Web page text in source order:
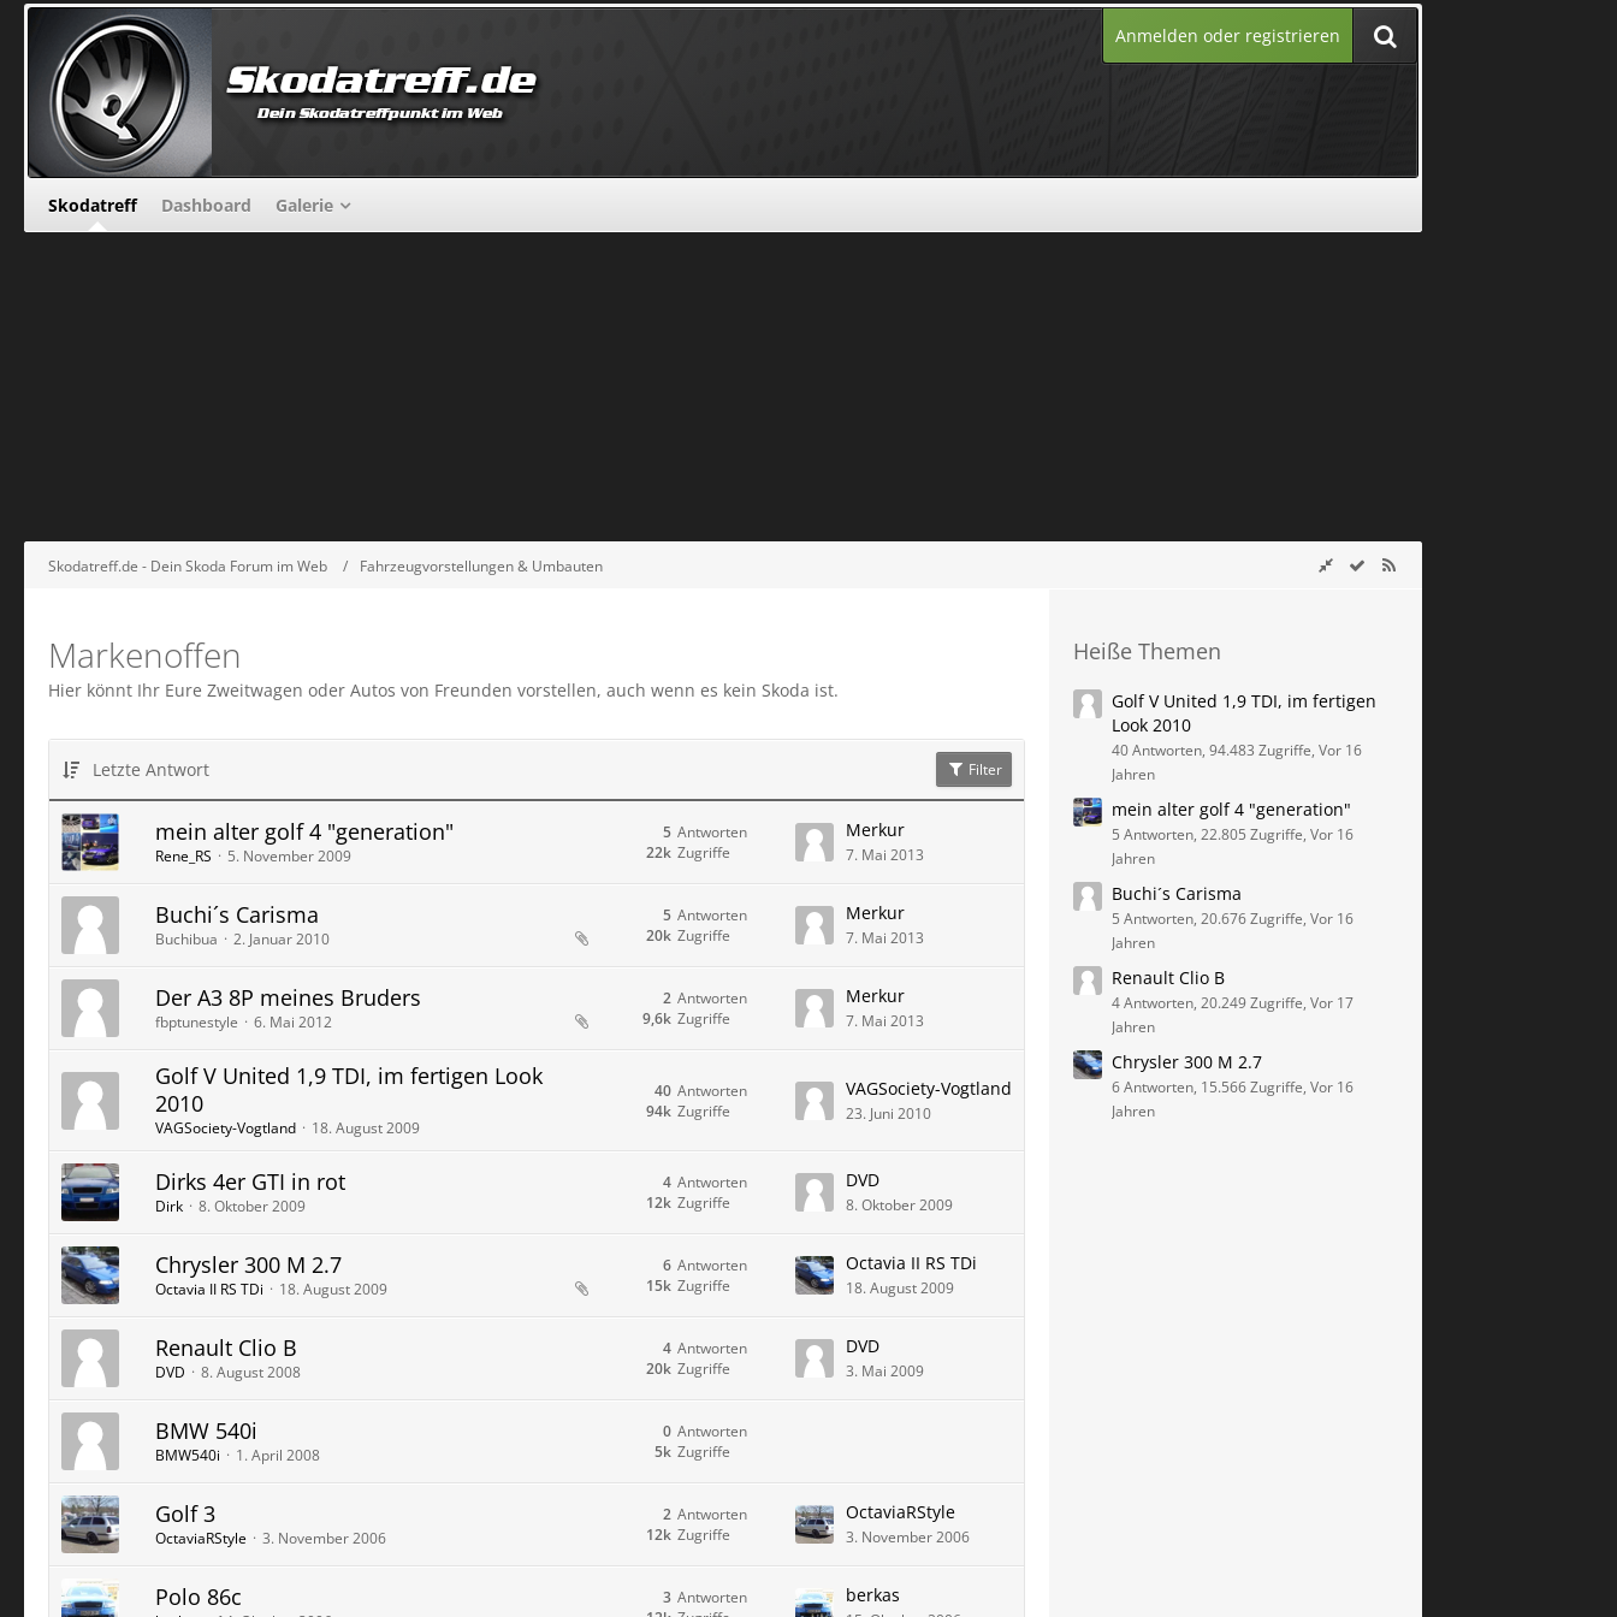
Anmelden oder registrieren
Skodatreff Dashboard Galerie
Skodatreff.de - Dein Skoda Forum im Web Fahrzeugvorstellungen & Umbauten
Markenoffen
Hier könnt Ihr Eure Zweitwagen oder Autos von Freunden vorstellen, auch wenn es kein Skoda ist.
Letzte Antwort Filter
mein alter golf 4 "generation"
Rene_RS 5. November 2009
Antworten
5
Zugriffe
22k
Merkur
7. Mai 2013
Buchi´s Carisma
Buchibua 2. Januar 2010
Antworten
5
Zugriffe
20k
Merkur
7. Mai 2013
Der A3 8P meines Bruders
fbptunestyle 6. Mai 2012
Antworten
2
Zugriffe
9,6k
Merkur
7. Mai 2013
Golf V United 1,9 TDI, im fertigen Look
2010
VAGSociety-Vogtland 18. August 2009
Antworten
40
Zugriffe
94k
VAGSociety-Vogtland
23. Juni 2010
Dirks 4er GTI in rot
Dirk 8. Oktober 2009
Antworten
4
Zugriffe
12k
DVD
8. Oktober 2009
Chrysler 300 M 2.7
Octavia II RS TDi 18. August 2009
Antworten
6
Zugriffe
15k
Octavia II RS TDi
18. August 2009
Renault Clio B
DVD 8. August 2008
Antworten
4
Zugriffe
20k
DVD
3. Mai 2009
BMW 540i
BMW540i 1. April 2008
Antworten
0
Zugriffe
5k
Golf 3
OctaviaRStyle 3. November 2006
Antworten
2
Zugriffe
12k
OctaviaRStyle
3. November 2006
Polo 86c Antworten
3
berkas
Heiße Themen
Golf V United 1,9 TDI, im fertigen
Look 2010
40 Antworten, 94.483 Zugriffe, Vor 16
Jahren
mein alter golf 4 "generation"
5 Antworten, 22.805 Zugriffe, Vor 16
Jahren
Buchi´s Carisma
5 Antworten, 20.676 Zugriffe, Vor 16
Jahren
Renault Clio B
4 Antworten, 20.249 Zugriffe, Vor 17
Jahren
Chrysler 300 M 2.7
6 Antworten, 15.566 Zugriffe, Vor 16
Jahren